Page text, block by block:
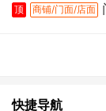
顶 商铺/门面/店面
快捷导航